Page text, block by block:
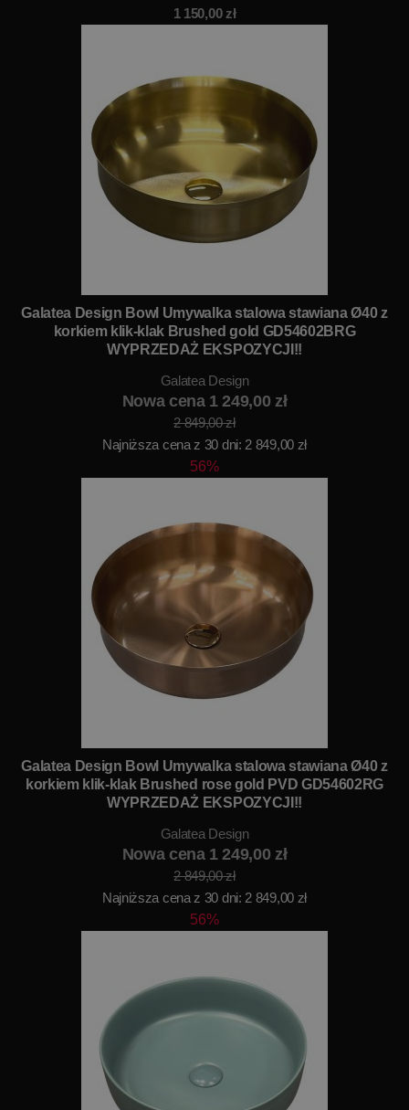
1 150,00zł
Galatea Design Bowl Umywalka stalowa stawiana Ø40 z
korkiem klik-klak Brushed gold GD54602BRG
WYPRZEDAŻ EKSPOZYCJI!!
Galatea Design
Nowa cena 1 249,00 zł
2 849,00 zł
Najniższa cena z 30 dni: 2 849,00 zł
56%
Galatea Design Bowl Umywalka stalowa stawiana Ø40 z
korkiem klik-klak Brushed rose gold PVD GD54602RG
WYPRZEDAŻ EKSPOZYCJI!!
Galatea Design
Nowa cena 1 249,00 zł
2 849,00 zł
Najniższa cena z 30 dni: 2 849,00 zł
56%